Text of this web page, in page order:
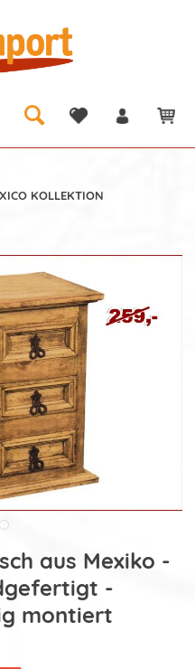
KOLLEKTION
aus Mexiko -
-
montiert